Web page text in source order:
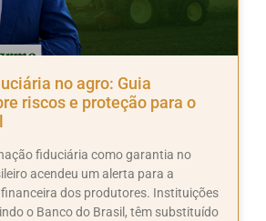
no agro: Guia
riscos e proteção para o
fiduciária como garantia no
acendeu um alerta para a
dos produtores. Instituições
o Banco do Brasil, têm substituído